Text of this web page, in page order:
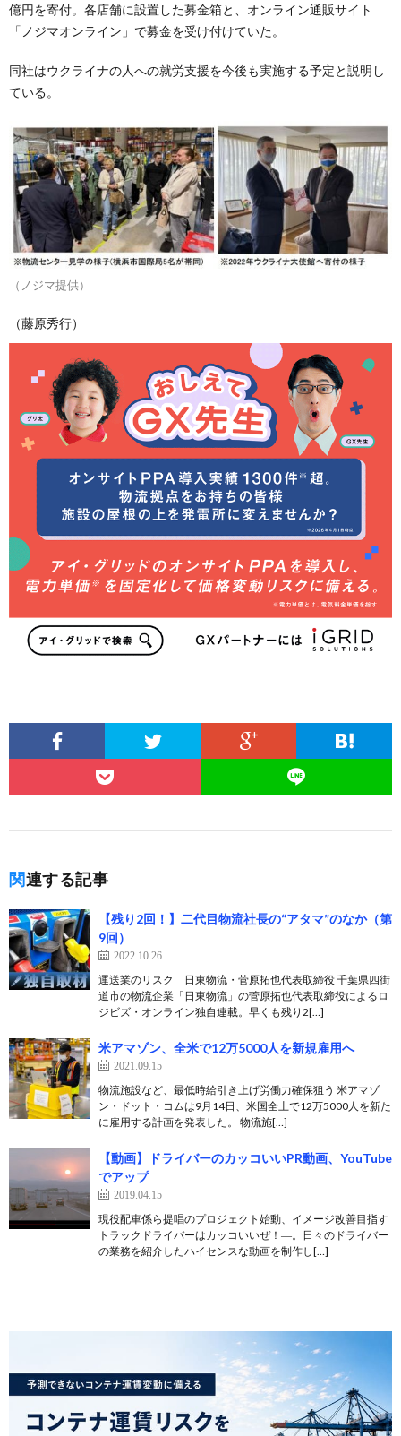
億円を寄付。各店舗に設置した募金箱と、オンライン通販サイト
「ノジマオンライン」で募金を受け付けていた。
同社はウクライナの人への就労支援を今後も実施する予定と説明し
ている。
（ノジマ提供）
（藤原秀行）
関連する記事
【残り2回！】二代目物流社長の“アタマ”のなか（第
9回）
2022.10.26
運送業のリスク 日東物流・菅原拓也代表取締役 千葉県四街
道市の物流企業「日東物流」の菅原拓也代表取締役によるロ
ジビズ・オンライン独自連載。早くも残り2[…]
米アマゾン、全米で12万5000人を新規雇用へ
2021.09.15
物流施設など、最低時給引き上げ労働力確保狙う 米アマゾ
ン・ドット・コムは9月14日、米国全土で12万5000人を新た
に雇用する計画を発表した。 物流施[…]
【動画】ドライバーのカッコいいPR動画、YouTube
でアップ
2019.04.15
現役配車係ら提唱のプロジェクト始動、イメージ改善目指す
トラックドライバーはカッコいいぜ！―。日々のドライバー
の業務を紹介したハイセンスな動画を制作し[…]